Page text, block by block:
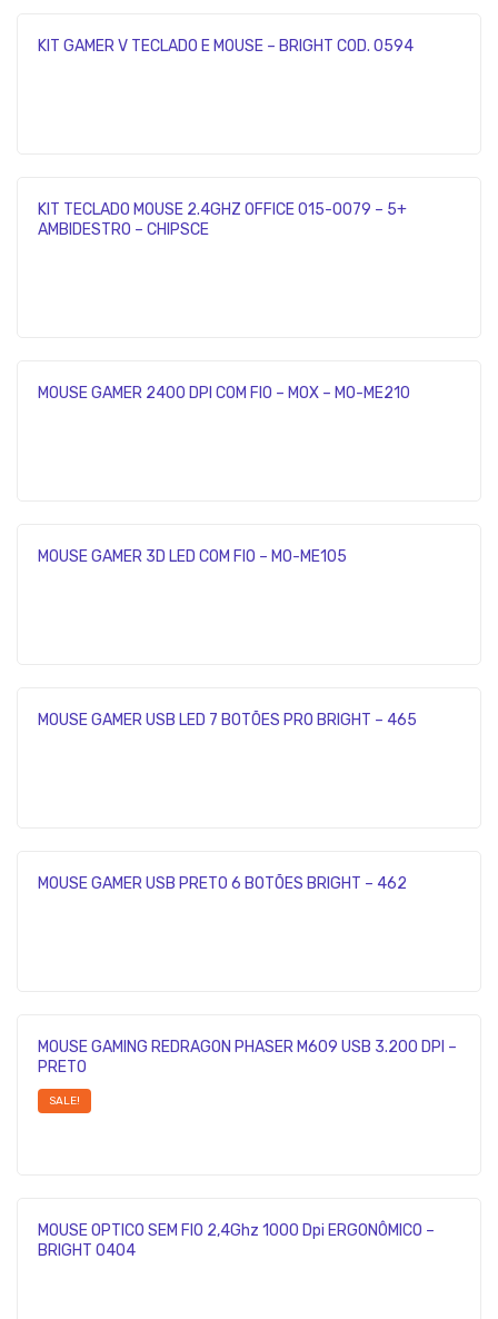
KIT GAMER V TECLADO E MOUSE – BRIGHT COD. 0594
KIT TECLADO MOUSE 2.4GHZ OFFICE 015-0079 – 5+
AMBIDESTRO – CHIPSCE
MOUSE GAMER 2400 DPI COM FIO – MOX – MO-ME210
MOUSE GAMER 3D LED COM FIO – MO-ME105
MOUSE GAMER USB LED 7 BOTÕES PRO BRIGHT – 465
MOUSE GAMER USB PRETO 6 BOTÕES BRIGHT – 462
MOUSE GAMING REDRAGON PHASER M609 USB 3.200 DPI –
PRETO
SALE!
MOUSE OPTICO SEM FIO 2,4Ghz 1000 Dpi ERGONÔMICO –
BRIGHT 0404